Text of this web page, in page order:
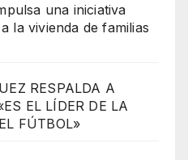
una iniciativa
la vivienda de familias
RESPALDA A
EL LÍDER DE LA
FÚTBOL»